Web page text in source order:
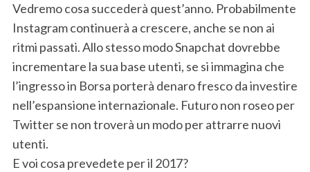
Vedremo cosa succederà quest’anno. Probabilmente
Instagram continuerà a crescere, anche se non ai
ritmi passati. Allo stesso modo Snapchat dovrebbe
incrementare la sua base utenti, se si immagina che
l’ingresso in Borsa porterà denaro fresco da investire
nell’espansione internazionale. Futuro non roseo per
Twitter se non troverà un modo per attrarre nuovi
utenti.
E voi cosa prevedete per il 2017?